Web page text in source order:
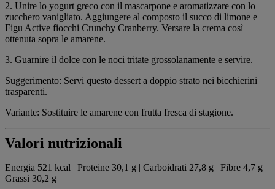
2. Unire lo yogurt greco con il mascarpone e aromatizzare con lo
zucchero vanigliato. Aggiungere al composto il succo di limone e
Figu Active fiocchi Crunchy Cranberry. Versare la crema così
ottenuta sopra le amarene.
3. Guarnire il dolce con le noci tritate grossolanamente e servire.
Suggerimento: Servi questo dessert a doppio strato nei bicchierini
trasparenti.
Variante: Sostituire le amarene con frutta fresca di stagione.
Valori nutrizionali
Energia 521 kcal | Proteine 30,1 g | Carboidrati 27,8 g | Fibre 4,7 g |
Grassi 30,2 g